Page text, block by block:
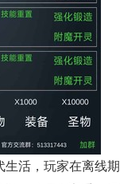
生活，玩家在离线